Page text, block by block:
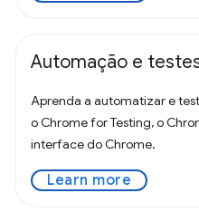
Automação e
Aprenda a automatizar e
o Chrome for Testing, o
interface do Chrome.
Learn more